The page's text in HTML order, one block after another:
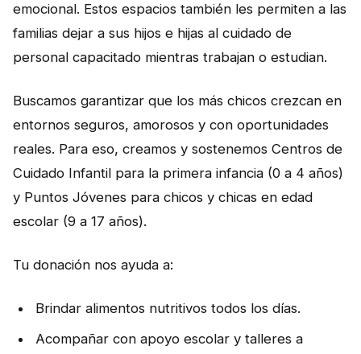
Transparencia
CONTACTO
English
emocional. Estos espacios también les permiten a las
familias dejar a sus hijos e hijas al cuidado de
personal capacitado mientras trabajan o estudian.
Buscamos garantizar que los más chicos crezcan en
entornos seguros, amorosos y con oportunidades
reales. Para eso, creamos y sostenemos Centros de
Cuidado Infantil para la primera infancia (0 a 4 años)
y Puntos Jóvenes para chicos y chicas en edad
escolar (9 a 17 años).
Tu donación nos ayuda a:
Brindar alimentos nutritivos todos los días.
Acompañar con apoyo escolar y talleres a